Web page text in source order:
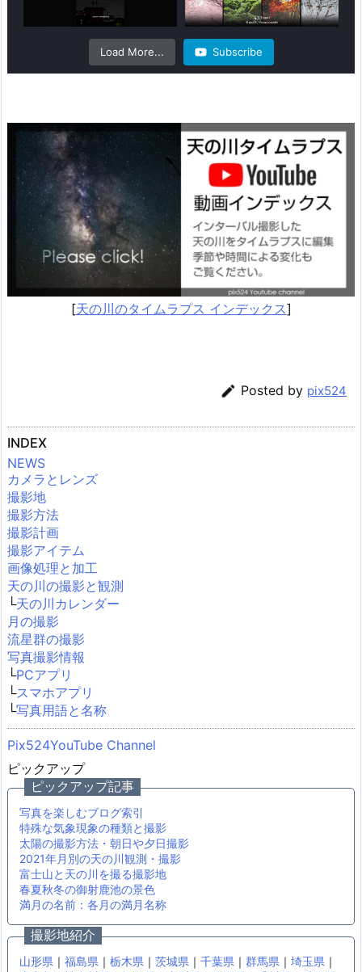
Load More... Subscribe
[天の川のタイムラプス インデックス]
 Posted by pix524
INDEX
NEWS
カメラとレンズ
撮影地
撮影方法
撮影計画
撮影アイテム
画像処理と加工
天の川の撮影と観測
└天の川カレンダー
月の撮影
流星群の撮影
写真撮影情報
└PCアプリ
└スマホアプリ
└写真用語と名称
Pix524YouTube Channel
ピックアップ
ピックアップ記事
写真を楽しむブログ索引
特殊な気象現象の種類と撮影
太陽の撮影方法・朝日や夕日撮影
2021年月別の天の川観測・撮影
富士山と天の川を撮る撮影地
春夏秋冬の御射鹿池の景色
満月の名前：各月の満月名称
撮影地紹介
山形県 ｜ 福島県 ｜ 栃木県 ｜ 茨城県 ｜ 千葉県 ｜ 群馬県 ｜ 埼玉県 ｜